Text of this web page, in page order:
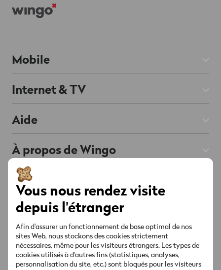
Mobile
Abos Mobile
Prepaid
Roaming & Étranger
Smartphones
Offres & Promos
Internet & TV
Abos Internet
Abos TV
Téléphonie fixe
Liste des chaînes
Offres & Promos
Aide
Mobile & Roaming
Internet & TV
Compte & Réglages
Sécurité & Facture
Guides & téléchargements
Ta facture
À propos de Wingo
Contact
Points de vente
MyWingo
À propos
Nouvelle marque
Socials
Vous nous rendez visite
depuis l'étranger
Afin d'assurer un fonctionnement de base optimal de nos
sites Web, nous stockons des cookies strictement
nécessaires, même pour les visiteurs étrangers. Les types de
cookies utilisés à d'autres fins (statistiques, analyses,
personnalisation du site, etc.) sont bloqués pour les visiteurs
Chat
Red est connectée